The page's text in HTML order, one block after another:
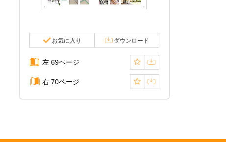
お気に入り ダウンロード
左 69ページ
右 70ページ